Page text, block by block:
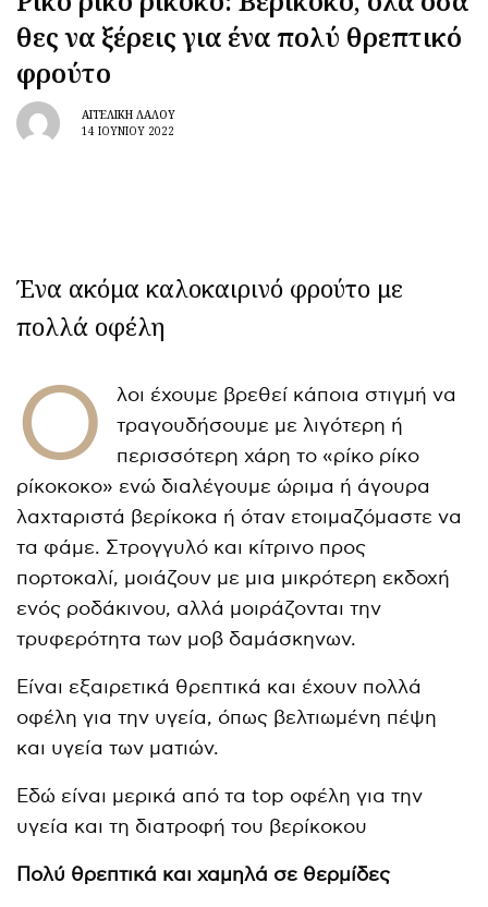
θες να ξέρεις για ένα πολύ θρεπτικό
φρούτο
ΑΓΓΕΛΙΚΉ ΛΆΛΟΥ
14 ΙΟΥΝΊΟΥ 2022
Ένα ακόμα καλοκαιρινό φρούτο με
πολλά οφέλη
Ό
λοι έχουμε βρεθεί κάποια στιγμή να
τραγουδήσουμε με λιγότερη ή
περισσότερη χάρη το «ρίκο ρίκο
ρίκοκοκο» ενώ διαλέγουμε ώριμα ή άγουρα
λαχταριστά βερίκοκα ή όταν ετοιμαζόμαστε να
τα φάμε. Στρογγυλό και κίτρινο προς
πορτοκαλί, μοιάζουν με μια μικρότερη εκδοχή
ενός ροδάκινου, αλλά μοιράζονται την
τρυφερότητα των μοβ δαμάσκηνων.
Είναι εξαιρετικά θρεπτικά και έχουν πολλά
οφέλη για την υγεία, όπως βελτιωμένη πέψη
και υγεία των ματιών.
Εδώ είναι μερικά από τα top οφέλη για την
υγεία και τη διατροφή του βερίκοκου
Πολύ θρεπτικά και χαμηλά σε θερμίδες